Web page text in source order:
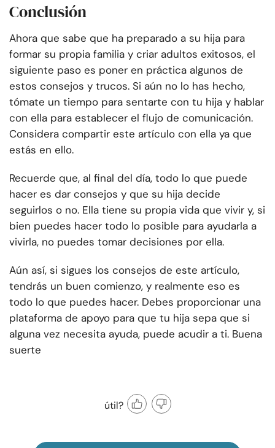
Conclusión
Ahora que sabe que ha preparado a su hija para
formar su propia familia y criar adultos exitosos, el
siguiente paso es poner en práctica algunos de
estos consejos y trucos. Si aún no lo has hecho,
tómate un tiempo para sentarte con tu hija y hablar
con ella para establecer el flujo de comunicación.
Considera compartir este artículo con ella ya que
estás en ello.
Recuerde que, al final del día, todo lo que puede
hacer es dar consejos y que su hija decide
seguirlos o no. Ella tiene su propia vida que vivir y, si
bien puedes hacer todo lo posible para ayudarla a
vivirla, no puedes tomar decisiones por ella.
Aún así, si sigues los consejos de este artículo,
tendrás un buen comienzo, y realmente eso es
todo lo que puedes hacer. Debes proporcionar una
plataforma de apoyo para que tu hija sepa que si
alguna vez necesita ayuda, puede acudir a ti. Buena
suerte
útil?